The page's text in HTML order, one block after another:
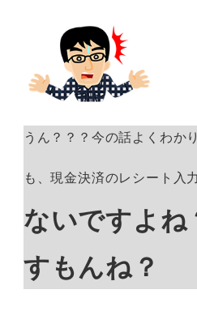
うん？？？今の話よくわか
も、現金決済のレシート入力
ないですよね
すもんね？